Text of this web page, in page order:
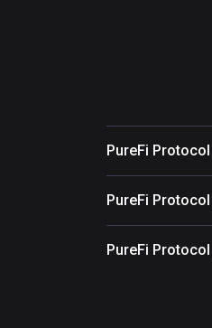
PureFi Protocol
PureFi Protocol
PureFi Protocol